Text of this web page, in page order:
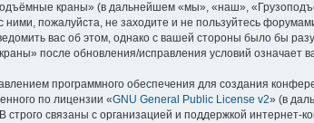
краны» (в дальнейшем «мы», «наш»,
ними, пожалуйста, не заходите и не пользуйтесь
вас об этом, однако с вашей стороны было бы
после обновления/исправления условий означает
программного обеспечения для создания
по лицензии «GNU General Public License v2» (в
строго связаны с организацией и поддержкой